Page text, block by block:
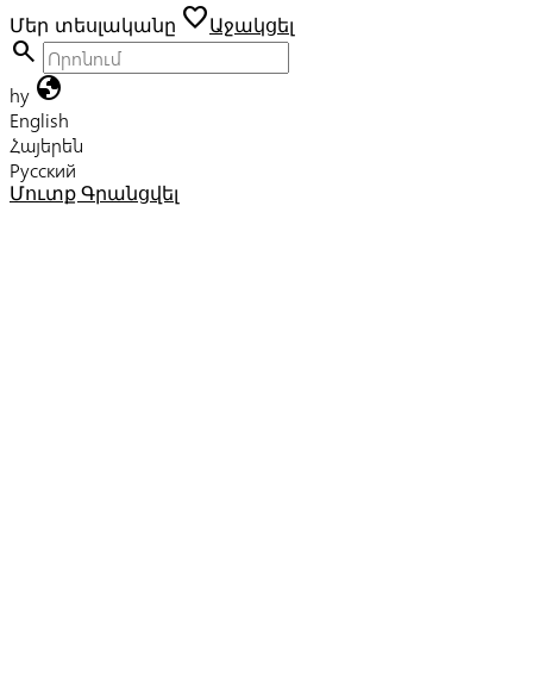
Մեր տեսլականը favoriteԱջակցել
search
hy globe
English
Հայերեն
Русский
Մուտք Գրանցվել